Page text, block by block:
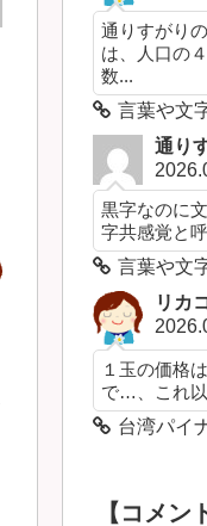
通りすがり
は、人口の
数...
言葉や文
通り
黒字なのに
字共感覚と
言葉や文
リカ
１玉の価格
で…、これ
台湾パイ
【コメン